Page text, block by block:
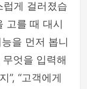
게 걸러졌습
고를 때 대시
을 먼저 봅니
엇을 입력해
”, “고객에게